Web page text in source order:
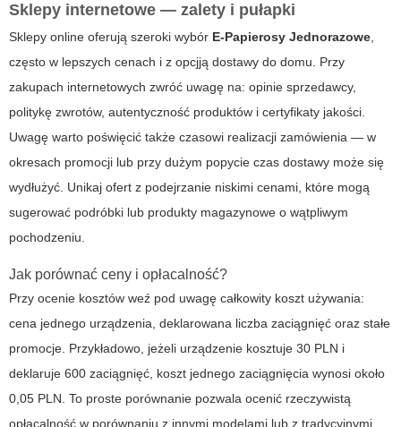
Sklepy internetowe — zalety i pułapki
Sklepy online oferują szeroki wybór E-Papierosy Jednorazowe,
często w lepszych cenach i z opcjją dostawy do domu. Przy
zakupach internetowych zwróć uwagę na: opinie sprzedawcy,
politykę zwrotów, autentyczność produktów i certyfikaty jakości.
Uwagę warto poświęcić także czasowi realizacji zamówienia — w
okresach promocji lub przy dużym popycie czas dostawy może się
wydłużyć. Unikaj ofert z podejrzanie niskimi cenami, które mogą
sugerować podróbki lub produkty magazynowe o wątpliwym
pochodzeniu.
Jak porównać ceny i opłacalność?
Przy ocenie kosztów weź pod uwagę całkowity koszt używania:
cena jednego urządzenia, deklarowana liczba zaciągnięć oraz stałe
promocje. Przykładowo, jeżeli urządzenie kosztuje 30 PLN i
deklaruje 600 zaciągnięć, koszt jednego zaciągnięcia wynosi około
0,05 PLN. To proste porównanie pozwala ocenić rzeczywistą
opłacalność w porównaniu z innymi modelami lub z tradycyjnymi